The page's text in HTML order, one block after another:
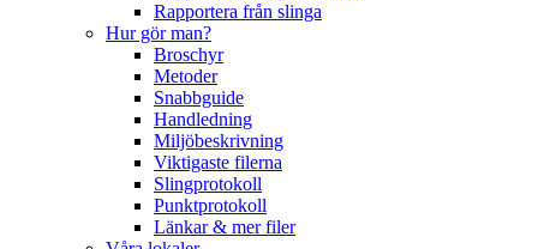
Rapportera från slinga
Hur gör man?
Broschyr
Metoder
Snabbguide
Handledning
Miljöbeskrivning
Viktigaste filerna
Slingprotokoll
Punktprotokoll
Länkar & mer filer